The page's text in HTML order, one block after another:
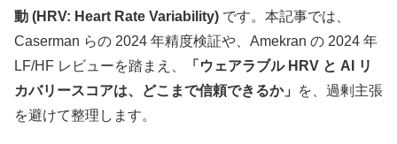
動 (HRV: Heart Rate Variability) です。本記事では、
Caserman らの 2024 年精度検証や、Amekran の 2024 年
LF/HF レビューを踏まえ、
「ウェアラブル HRV と AI リ
カバリースコアは、どこまで信頼できるか」
を、過剰主張
を避けて整理します。